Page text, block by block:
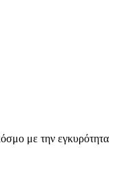
με την εγκυρότητα